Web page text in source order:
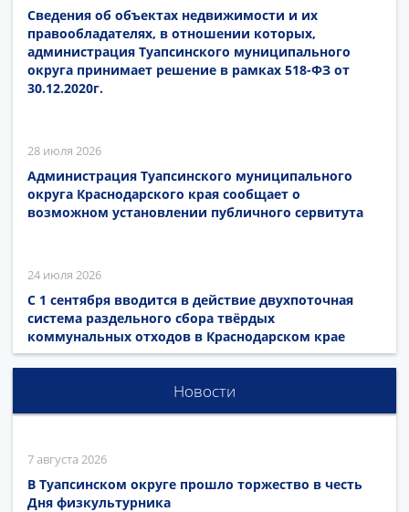
Сведения об объектах недвижимости и их
правообладателях, в отношении которых,
администрация Туапсинского муниципального
округа принимает решение в рамках 518-ФЗ от
30.12.2020г.
28 июля 2026
Администрация Туапсинского муниципального
округа Краснодарского края сообщает о
возможном установлении публичного сервитута
24 июля 2026
С 1 сентября вводится в действие двухпоточная
система раздельного сбора твёрдых
коммунальных отходов в Краснодарском крае
Новости
7 августа 2026
В Туапсинском округе прошло торжество в честь
Дня физкультурника